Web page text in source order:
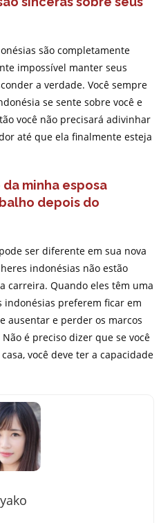
são completamente
impossível manter seus
a verdade. Você sempre
se sente sobre você e
você não precisará adivinhar
até que ela finalmente esteja
minha esposa
depois do
ser diferente em sua nova
indonésias não estão
carreira. Quando eles têm uma
indonésias preferem ficar em
ausentar e perder os marcos
é preciso dizer que se você
você deve ter a capacidade